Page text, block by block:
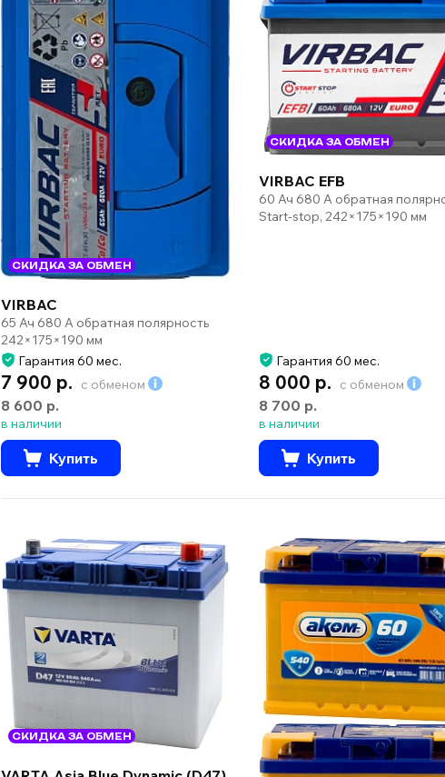
СКИДКА ЗА ОБМЕН
VIRBAC
65 Ач 680 А обратная полярность
242×175×190 мм
Гарантия 60 мес.
7 900 р. с обменом
8 600 р.
в наличии
Купить
СКИДКА ЗА ОБМЕН
VIRBAC EFB
60 Ач 680 А обратная
Start-stop, 242×175×190 мм
Гарантия 60 мес.
8 000 р. с обменом
8 700 р.
в наличии
Купить
СКИДКА ЗА ОБМЕН